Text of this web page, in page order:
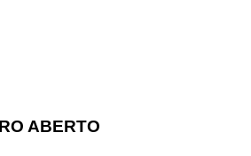
ABERTO